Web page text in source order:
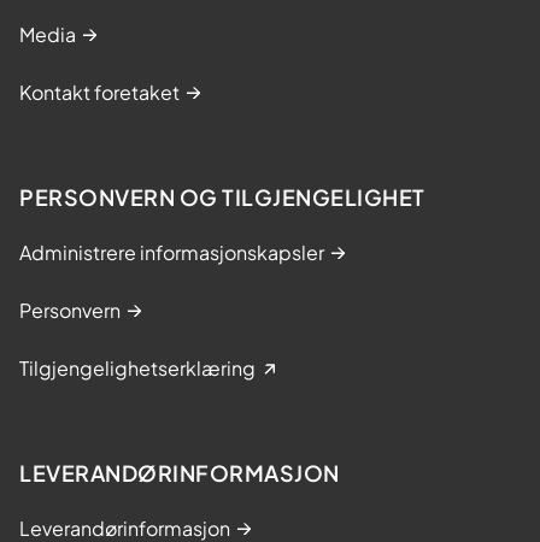
Media
Kontakt foretaket
PERSONVERN OG TILGJENGELIGHET
Administrere informasjonskapsler
Personvern
Tilgjengelighetserklæring
LEVERANDØRINFORMASJON
Leverandørinformasjon